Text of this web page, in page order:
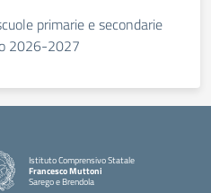
primarie e secondarie
2026-2027
Istituto Comprensivo Statale
Francesco Muttoni
Sarego e Brendola